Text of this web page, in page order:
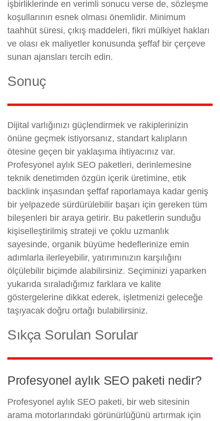
işbirliklerinde en verimli sonucu verse de, sözleşme
koşullarının esnek olması önemlidir. Minimum
taahhüt süresi, çıkış maddeleri, fikri mülkiyet hakları
ve olası ek maliyetler konusunda şeffaf bir çerçeve
sunan ajansları tercih edin.
Sonuç
Dijital varlığınızı güçlendirmek ve rakiplerinizin
önüne geçmek istiyorsanız, standart kalıpların
ötesine geçen bir yaklaşıma ihtiyacınız var.
Profesyonel aylık SEO paketleri, derinlemesine
teknik denetimden özgün içerik üretimine, etik
backlink inşasından şeffaf raporlamaya kadar geniş
bir yelpazede sürdürülebilir başarı için gereken tüm
bileşenleri bir araya getirir. Bu paketlerin sunduğu
kişiselleştirilmiş strateji ve çoklu uzmanlık
sayesinde, organik büyüme hedeflerinize emin
adımlarla ilerleyebilir, yatırımınızın karşılığını
ölçülebilir biçimde alabilirsiniz. Seçiminizi yaparken
yukarıda sıraladığımız farklara ve kalite
göstergelerine dikkat ederek, işletmenizi geleceğe
taşıyacak doğru ortağı bulabilirsiniz.
Sıkça Sorulan Sorular
Profesyonel aylık SEO paketi nedir?
Profesyonel aylık SEO paketi, bir web sitesinin
arama motorlarındaki görünürlüğünü artırmak için